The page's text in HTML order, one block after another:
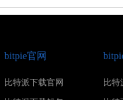
bitpie官网
比特派下载官网
比特